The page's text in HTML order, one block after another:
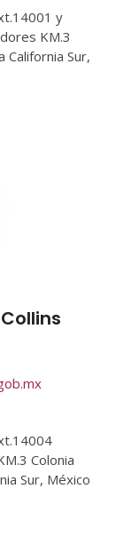
y
KM.3
California Sur,
Colonia
Sur, México